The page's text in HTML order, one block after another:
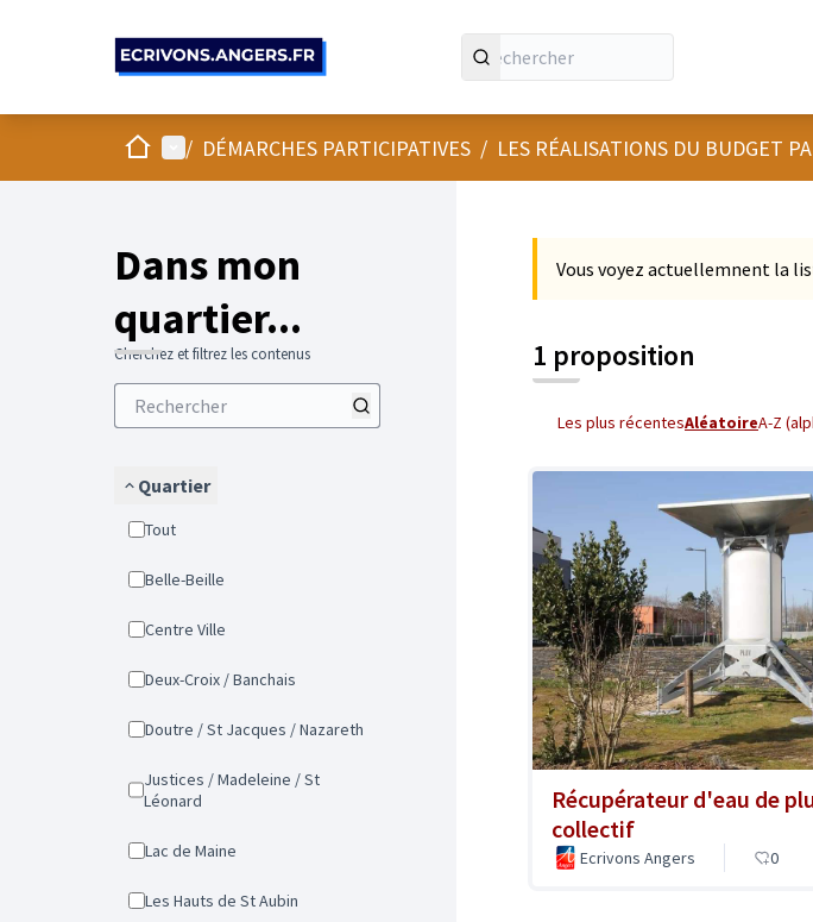
AccueilMenu principal
/ DÉMARCHES PARTICIPATIVES / LES RÉALISATIONS DU BUDGET
Dans mon
quartier...
Cherchez et filtrez les contenus
Quartier
Tout
Belle-Beille
Centre Ville
Deux-Croix / Banchais
Doutre / St Jacques / Nazareth
Justices / Madeleine / St
Léonard
Lac de Maine
Les Hauts de St Aubin
Vous voyez actuellemnent la
1 proposition
Les plus récentesAléatoireA-Z
Récupérateur d'eau de
collectif
Ecrivons Angers 0